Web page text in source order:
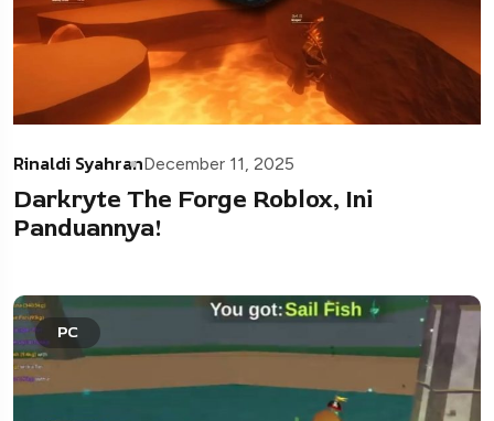
Rinaldi SyahranDecember 11, 2025
Darkryte The Forge Roblox, Ini
Panduannya!
PC